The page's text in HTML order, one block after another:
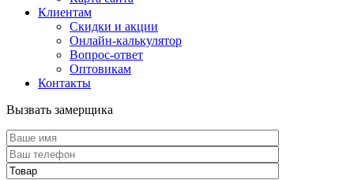
Клиентам
Скидки и акции
Онлайн-калькулятор
Вопрос-ответ
Оптовикам
Контакты
Вызвать замерщика